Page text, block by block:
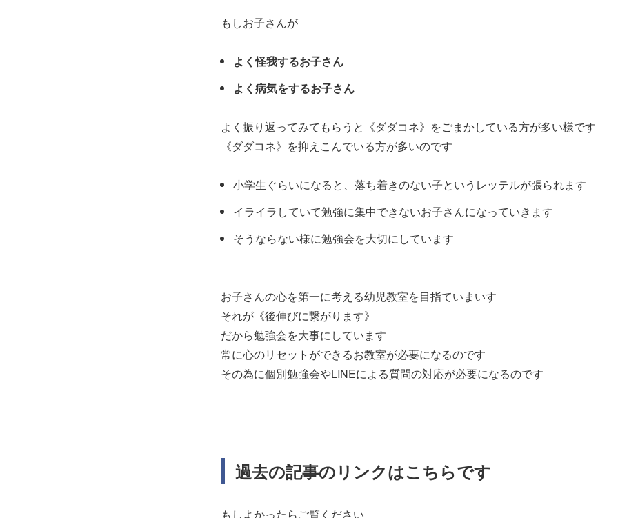
もしお子さんが
よく怪我するお子さん
よく病気をするお子さん
よく振り返ってみてもらうと《ダダコネ》をごまかしている方が多い様です
《ダダコネ》を抑えこんでいる方が多いのです
小学生ぐらいになると、落ち着きのない子というレッテルが張られます
イライラしていて勉強に集中できないお子さんになっていきます
そうならない様に勉強会を大切にしています
お子さんの心を第一に考える幼児教室を目指ていまいす
それが《後伸びに繋がります》
だから勉強会を大事にしています
常に心のリセットができるお教室が必要になるのです
その為に個別勉強会やLINEによる質問の対応が必要になるのです
過去の記事のリンクはこちらです
もしよかったらご覧ください